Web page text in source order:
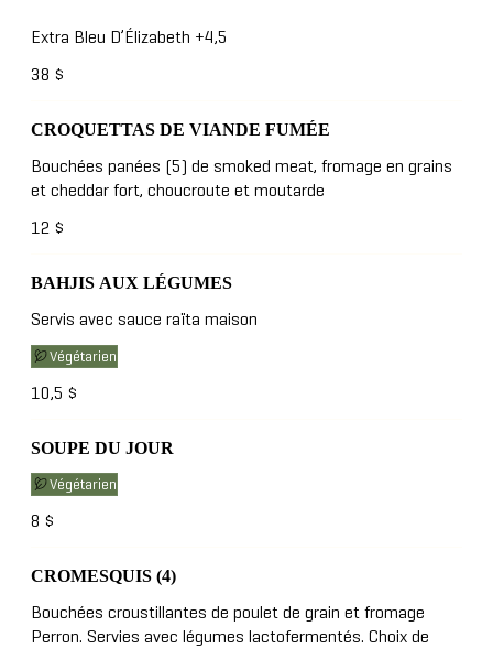
38 $
CROQUETTAS DE VIANDE FUMÉE
Bouchées panées (5) de smoked meat, fromage en grains
12 $
BAHJIS AUX LÉGUMES
Servis avec sauce raïta maison
10,5 $
Végétarien
SOUPE DU JOUR
8 $
Végétarien
CROMESQUIS (4)
Bouchées croustillantes de poulet de grain et fromage
Perron. Servies avec légumes lactofermentés. Choix de